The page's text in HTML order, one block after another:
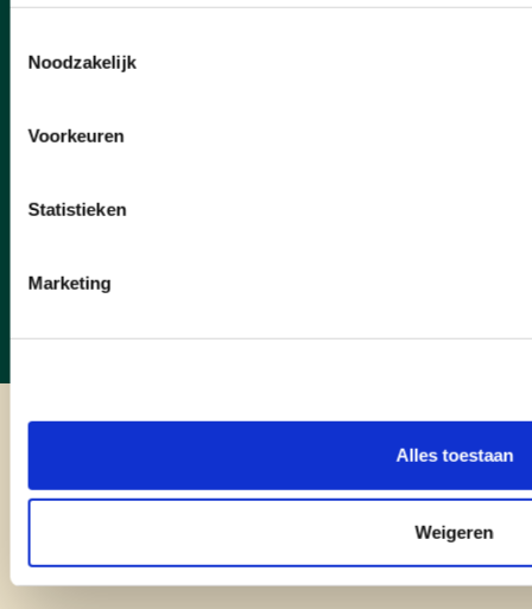
Noodzakelijk
Voorkeuren
Statistieken
Marketing
Alles toestaan
Weigeren
lees meer